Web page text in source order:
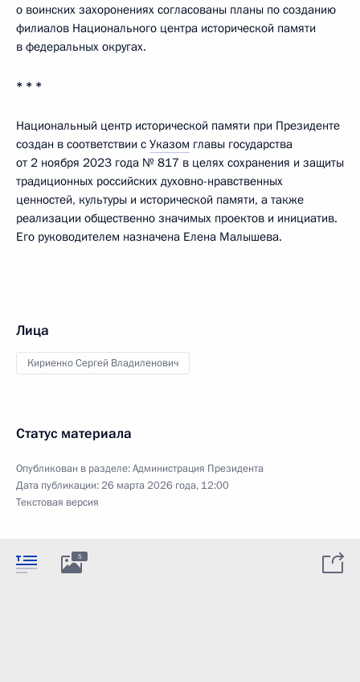
о воинских захоронениях согласованы планы по созданию
филиалов Национального центра исторической памяти
в федеральных округах.
* * *
Национальный центр исторической памяти при Президенте
создан в соответствии с Указом главы государства
от 2 ноября 2023 года № 817 в целях сохранения и защиты
традиционных российских духовно-нравственных
ценностей, культуры и исторической памяти, а также
реализации общественно значимых проектов и инициатив.
Его руководителем назначена Елена Малышева.
Лица
Кириенко Сергей Владиленович
Статус материала
Опубликован в разделе:Администрация Президента
Дата публикации:26 марта 2026 года, 12:00
Текстовая версия
5